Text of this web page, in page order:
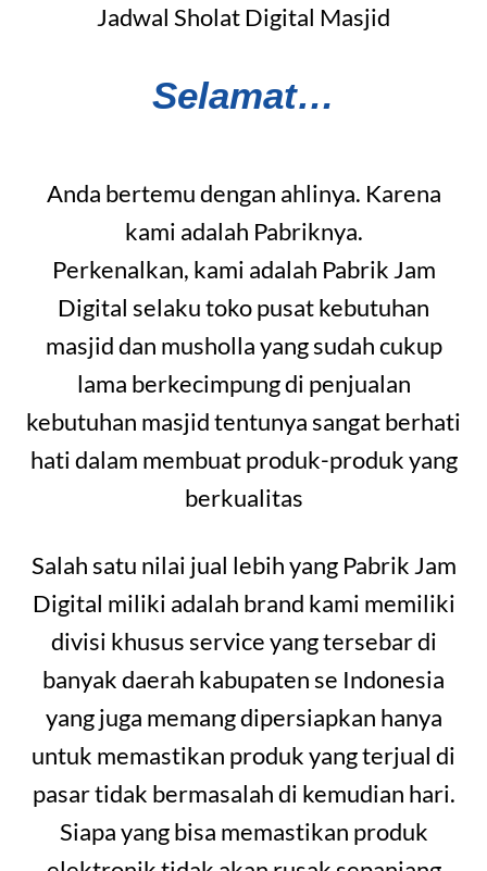
Jadwal Sholat Digital Masjid
Selamat…
Anda bertemu dengan ahlinya. Karena
kami adalah Pabriknya.
Perkenalkan, kami adalah Pabrik Jam
Digital selaku toko pusat kebutuhan
masjid dan musholla yang sudah cukup
lama berkecimpung di penjualan
kebutuhan masjid tentunya sangat berhati
hati dalam membuat produk-produk yang
berkualitas
Salah satu nilai jual lebih yang Pabrik Jam
Digital miliki adalah brand kami memiliki
divisi khusus service yang tersebar di
banyak daerah kabupaten se Indonesia
yang juga memang dipersiapkan hanya
untuk memastikan produk yang terjual di
pasar tidak bermasalah di kemudian hari.
Siapa yang bisa memastikan produk